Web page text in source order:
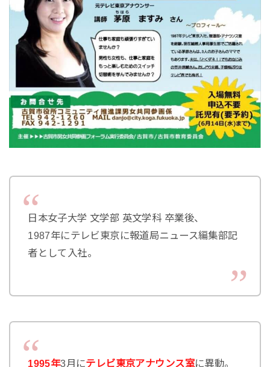
日本女子大学 文学部 英文学科 卒業後、
1987年にテレビ東京に報道局ニュース編集部記
者として入社。
1995年3月にテレビ東京アナウンス室に異動。